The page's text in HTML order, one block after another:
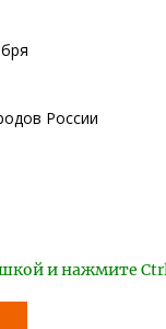
России
и нажмите